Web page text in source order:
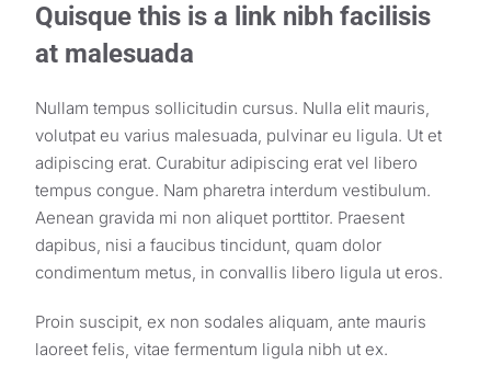
Quisque this is a link nibh facilisis
at malesuada
Nullam tempus sollicitudin cursus. Nulla elit mauris,
volutpat eu varius malesuada, pulvinar eu ligula. Ut et
adipiscing erat. Curabitur adipiscing erat vel libero
tempus congue. Nam pharetra interdum vestibulum.
Aenean gravida mi non aliquet porttitor. Praesent
dapibus, nisi a faucibus tincidunt, quam dolor
condimentum metus, in convallis libero ligula ut eros.
Proin suscipit, ex non sodales aliquam, ante mauris
laoreet felis, vitae fermentum ligula nibh ut ex.